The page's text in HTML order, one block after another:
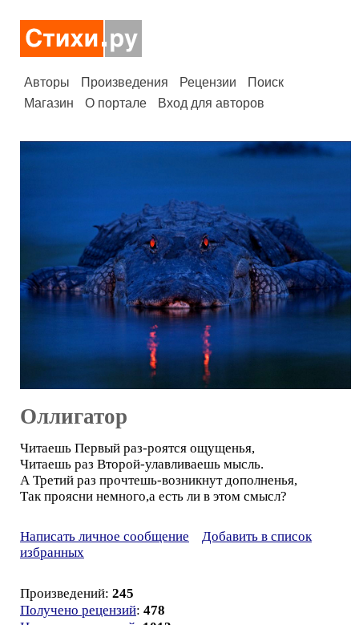
Авторы Произведения Рецензии
Поиск
Магазин
О портале Вход для авторов
Оллигатор
Читаешь Первый раз-роятся ощущенья,
Читаешь раз Второй-улавливаешь мысль.
А Третий раз прочтешь-возникнут дополненья,
Так проясни немного,а есть ли в этом смысл?
Написать личное сообщение
Добавить в список
избранных
Произведений: 245
Получено рецензий: 478